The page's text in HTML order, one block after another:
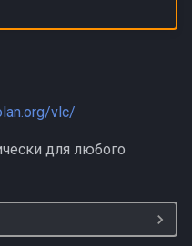
vlc/
для любого